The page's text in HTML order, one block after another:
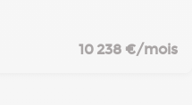
une partie
et du Métro ligne 13..
10 238 €/mois